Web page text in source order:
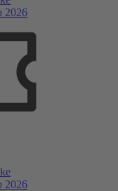
2026
2026